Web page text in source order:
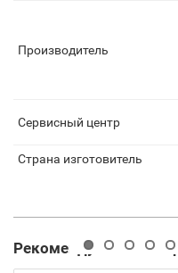
Производитель
Сервисный центр
Страна изготовитель
Рекомендуемые